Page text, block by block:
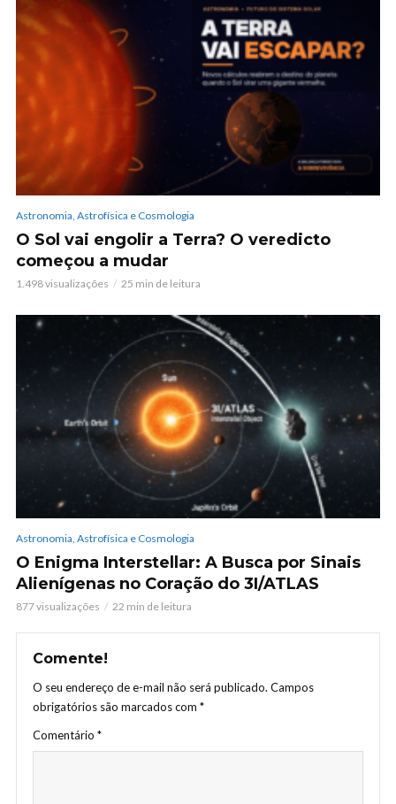
Astronomia, Astrofísica e Cosmologia
O Sol vai engolir a Terra? O veredicto
começou a mudar
1.498 visualizações 25 min de leitura
Astronomia, Astrofísica e Cosmologia
O Enigma Interstellar: A Busca por Sinais
Alienígenas no Coração do 3I/ATLAS
877 visualizações 22 min de leitura
Comente!
O seu endereço de e-mail não será publicado. Campos
obrigatórios são marcados com *
Comentário *